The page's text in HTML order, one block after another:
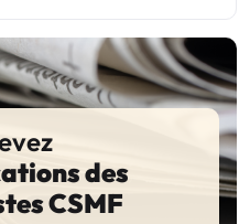
des
CSMF